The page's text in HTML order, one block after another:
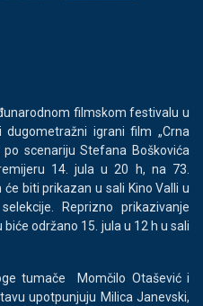
filmskom festivalu u
dugometražni igrani film „Crna
scenariju Stefana Boškovića
14. jula u 20 h, na 73.
biti prikazan u sali Kino Valli u
Reprizno prikazivanje
održano 15. jula u 12 h u sali
tumače Momčilo Otašević i
upotpunjuju Milica Janevski,